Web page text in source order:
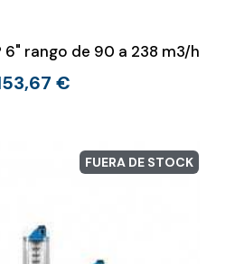
rango de 90 a 238 m3/h
€
FUERA DE STOCK